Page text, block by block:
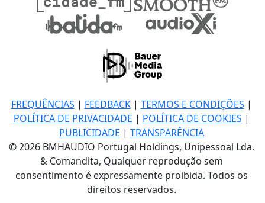
FREQUÊNCIAS | FEEDBACK| TERMOS E CONDIÇÕES |
POLÍTICA DE PRIVACIDADE | POLÍTICA DE COOKIES |
PUBLICIDADE | TRANSPARÊNCIA
© 2026 BMHAUDIO Portugal Holdings, Unipessoal Lda.
& Comandita, Qualquer reprodução sem
consentimento é expressamente proibida. Todos os
direitos reservados.